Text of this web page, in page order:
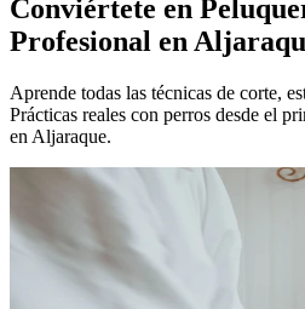
Conviértete en
Profesional en
Aprende todas las técnicas de corte,
Prácticas reales con perros desde el
en Aljaraque.